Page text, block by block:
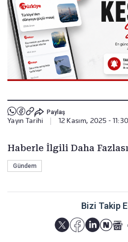
Paylaş
Yayın Tarihi 12 Kasım, 2025 - 11:30
Haberle İlgili Daha Fazlası
Gündem
Bizi Takip